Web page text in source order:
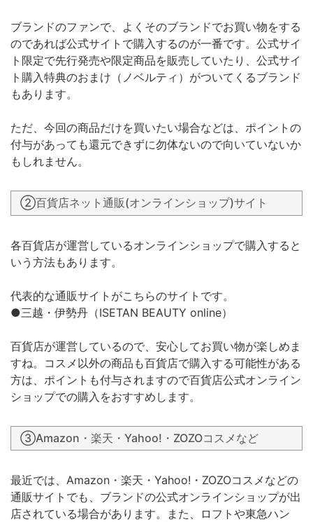
ブランドのファンで、よくそのブランドでお買い物をする
のであれば公式サイトで購入するのが一番です。公式サイ
ト限定で先行発売や限定商品を販売していたり、公式サイ
ト購入特典のおまけ（ノベルティ）がついてくるブランド
もあります。
ただ、今回の商品だけを買いたい場合などは、ポイントの
付与があっても還元できずに勿体ないので向いていないか
もしれません。
②百貨店ネット通販(オンラインショップ)サイト
各百貨店が運営しているオンラインショップで購入すると
いう方法もあります。
代表的な通販サイトがこちらのサイトです。
●三越・伊勢丹（ISETAN BEAUTY online）
百貨店が運営しているので、安心してお買い物が楽しめま
すね。コスメ以外の商品も百貨店で購入する可能性がある
方は、ポイントも付与されますので百貨店公式オンライン
ショップでの購入をおすすめします。
③Amazon・楽天・Yahoo!・ZOZOコスメなど
最近では、Amazon・楽天・Yahoo!・ZOZOコスメなどの
通販サイトでも、ブランドの公式オンラインショップが出
店されている場合があります。また、ロフトや東急ハン